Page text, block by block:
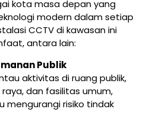
kota masa depan yang
modern dalam setiap
CCTV di kawasan ini
antara lain:
Publik
aktivitas di ruang publik,
dan fasilitas umum,
mengurangi risiko tindak